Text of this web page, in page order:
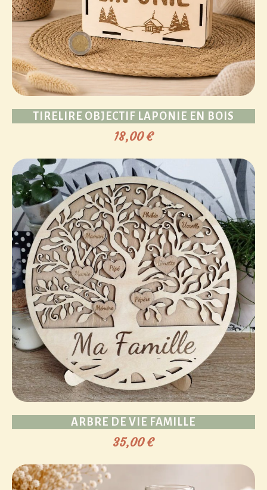
TIRELIRE OBJECTIF LAPONIE EN BOIS
18,00€
ARBRE DE VIE FAMILLE
35,00€